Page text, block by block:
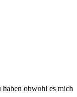
haben obwohl es mich